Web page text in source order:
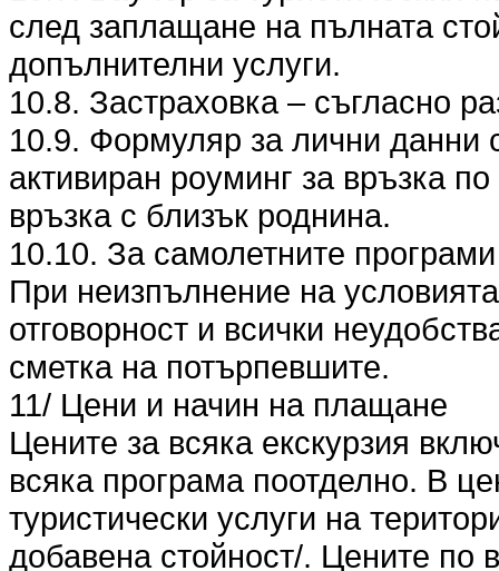
след заплащане на пълната
допълнителни услуги.
10.8. Застраховка – съгласно
10.9. Формуляр за лични данни
активиран роуминг за връзка
връзка с близък роднина.
10.10. За самолетните
При неизпълнение на
отговорност и всички
сметка на потърпевшите.
11/ Цени и начин на плащане
Цените за всяка екскурзия
всяка програма поотделно. В
туристически услуги на
добавена стойност/. Цените по